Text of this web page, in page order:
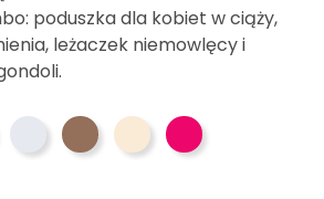
poduszka dla kobiet w ciąży,
leżaczek niemowlęcy i
Szary Czekoladowy
Nugat Herbaciana Róża